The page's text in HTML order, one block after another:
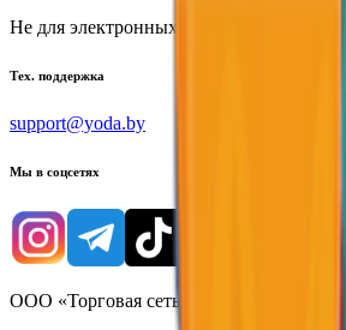
Не для электронных обращений
Тех. поддержка
support@yoda.by
Мы в соцсетях
ООО «Торговая сеть «Продмир»